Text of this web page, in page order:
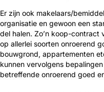
Er zijn ook makelaars/
organisatie en gewoon een
del halen. Zo’n koop-con­tract
op allerlei soorten onroerend
bouwgrond, apparte­menten
kunnen vervolgens
betreffende onroerend goed